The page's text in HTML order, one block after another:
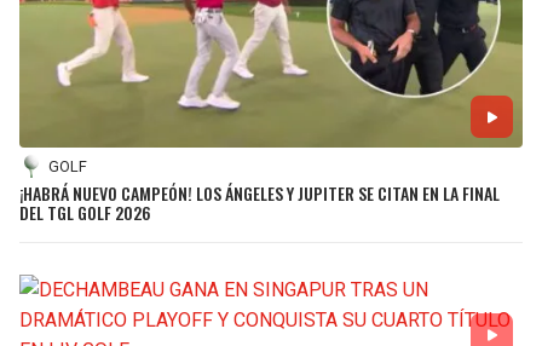
GOLF
¡HABRÁ NUEVO CAMPEÓN! LOS ÁNGELES Y JUPITER SE CITAN EN LA FINAL
DEL TGL GOLF 2026